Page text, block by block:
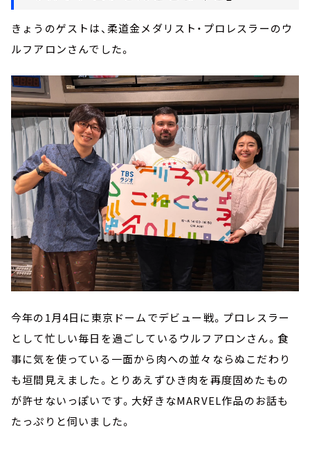
きょうのゲストは、柔道金メダリスト・プロレスラーのウ
ルフアロンさんでした。
今年の1月4日に東京ドームでデビュー戦。プロレスラー
として忙しい毎日を過ごしているウルフアロンさん。食
事に気を使っている一面から肉への並々ならぬこだわり
も垣間見えました。とりあえずひき肉を再度固めたもの
が許せないっぽいです。大好きなMARVEL作品のお話も
たっぷりと伺いました。